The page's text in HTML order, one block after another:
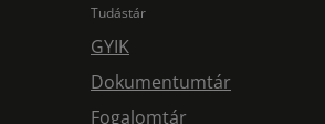
Tudástár
GYIK
Dokumentumtár
Fogalomtár